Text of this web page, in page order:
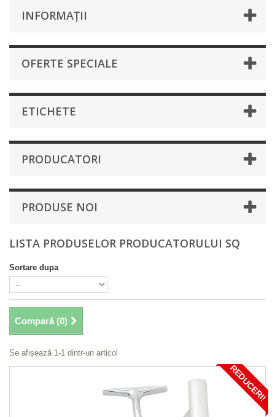
INFORMAȚII
OFERTE SPECIALE
ETICHETE
PRODUCATORI
PRODUSE NOI
LISTA PRODUSELOR PRODUCATORULUI SQ
Sortare dupa
Compară (0)
Se afișează 1-1 dintr-un articol
REDUCERI!